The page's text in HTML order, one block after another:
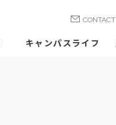
CONTACT
キャンパスライフ